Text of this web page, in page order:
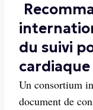
du suivi
cardiaque
Un consortium
document de